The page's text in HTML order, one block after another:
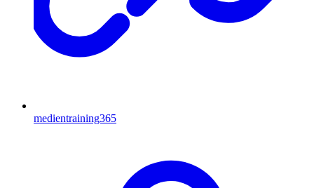
medientraining365